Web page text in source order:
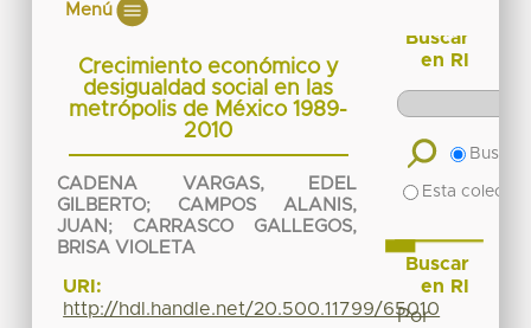
Menú
Crecimiento económico y
desigualdad social en las
metrópolis de México 1989-
2010
CADENA VARGAS, EDEL
GILBERTO; CAMPOS ALANIS,
JUAN ; CARRASCO GALLEGOS,
BRISA VIOLETA
URI:
http://hdl.handle.net/20.500.11799/65010
Buscar
en RI
Buscar
Esta
Buscar
en RI
Por